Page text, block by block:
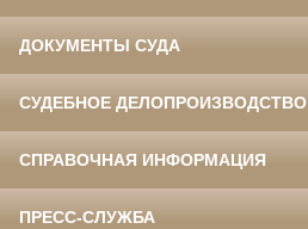
ДОКУМЕНТЫ СУДА
СУДЕБНОЕ ДЕЛОПРОИЗВОДСТВО
СПРАВОЧНАЯ ИНФОРМАЦИЯ
ПРЕСС-СЛУЖБА